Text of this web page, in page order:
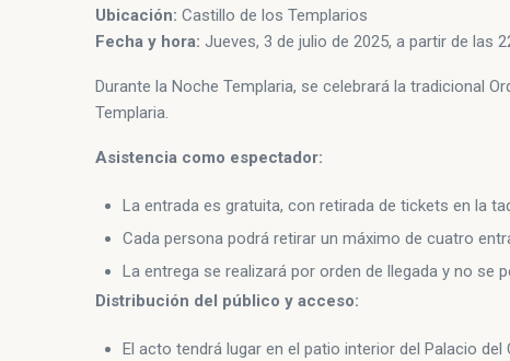
Ubicación: Castillo de los Templarios
Fecha y hora: Jueves, 3 de julio de 2025, a partir de las
Durante la Noche Templaria, se celebrará la tradicional
Templaria.
Asistencia como espectador:
La entrada es gratuita, con retirada de tickets en la
Cada persona podrá retirar un máximo de cuatro
La entrega se realizará por orden de llegada y no se
Distribución del público y acceso:
El acto tendrá lugar en el patio interior del Palacio del